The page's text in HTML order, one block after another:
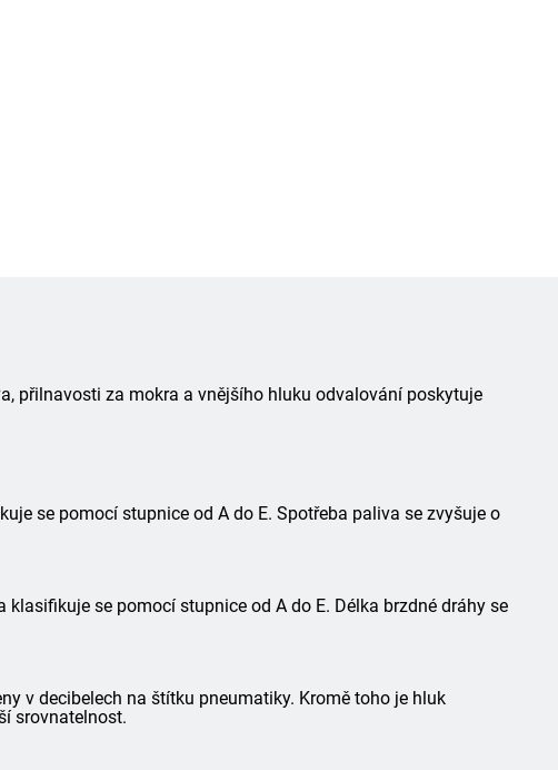
přilnavosti za mokra a vnějšího hluku odvalování poskytuje
se pomocí stupnice od A do E. Spotřeba paliva se zvyšuje o
se pomocí stupnice od A do E. Délka brzdné dráhy se
v decibelech na štítku pneumatiky. Kromě toho je hluk
srovnatelnost.